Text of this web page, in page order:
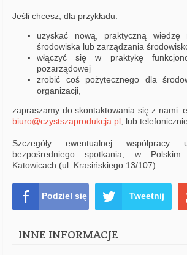
Jeśli chcesz, dla przykładu:
uzyskać nową, praktyczną
środowiska lub zarządzania
włączyć się w praktykę
pozarządowej
zrobić coś pożytecznego dla
organizacji,
zapraszamy do skontaktowania się z nami:
biuro@czystszaprodukcja.pl , lub
Szczegóły ewentualnej współpracy
bezpośredniego spotkania, w
Katowicach (ul. Krasińskiego 13/107)
Podziel się Tweetnij
INNE INFORMACJE